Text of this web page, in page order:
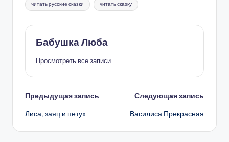
читать русские сказки читать сказку
Бабушка Люба
Просмотреть все записи
Навигация
записи
Предыдущая запись
Лиса, заяц и петух
Следующая запись
Василиса Прекрасная